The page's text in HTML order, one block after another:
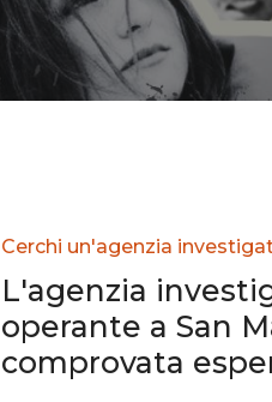
Cerchi un'agenzia
L'agenzia
operante a San
comprovata